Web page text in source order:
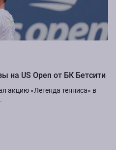
на US Open от БК Бетсити
акцию «Легенда тенниса» в